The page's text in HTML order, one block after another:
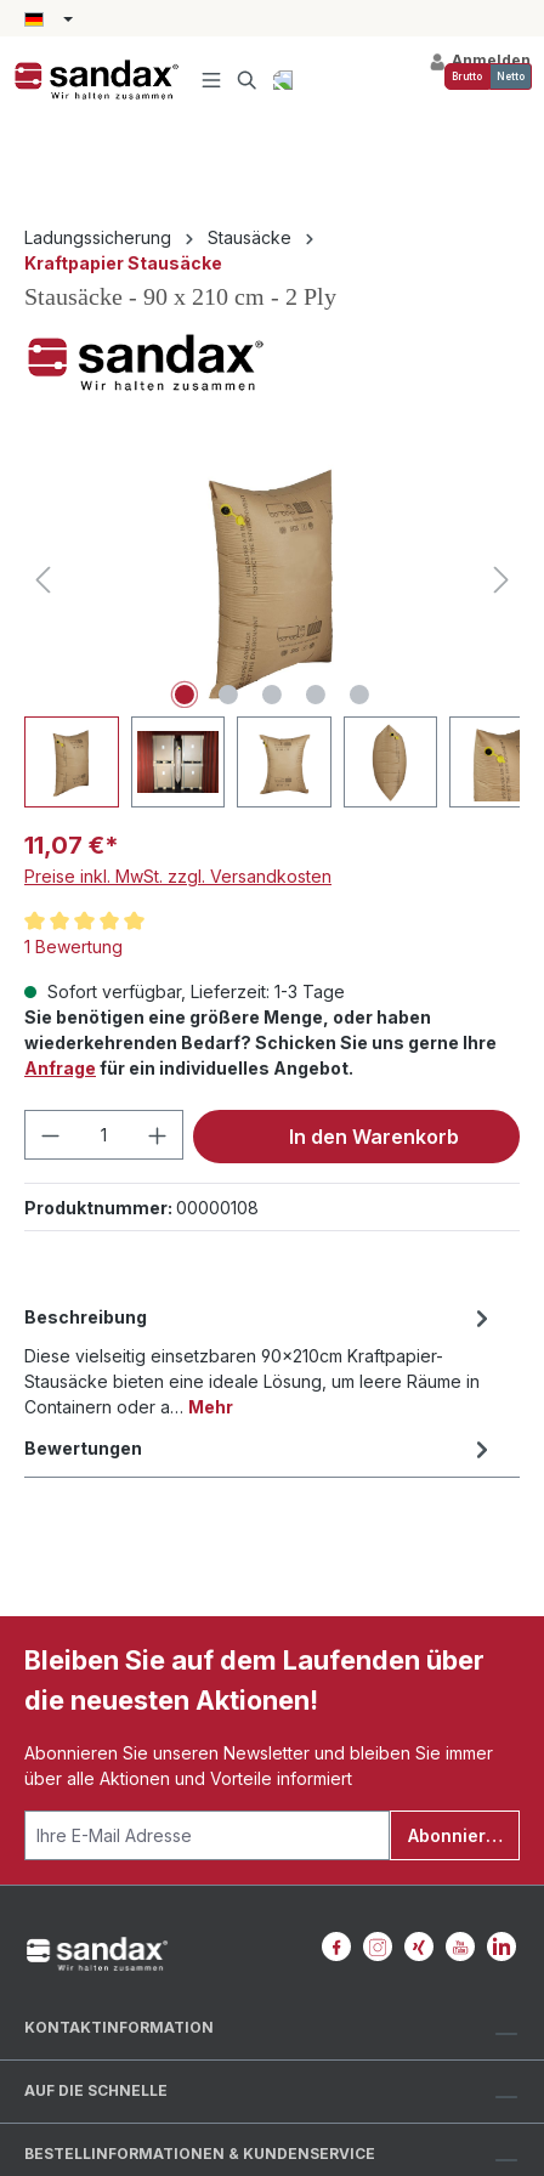
springen
Anmelden
Brutto Netto
Ladungssicherung
Stausäcke
Kraftpapier Stausäcke
Stausäcke - 90 x 210 cm - 2 Ply
11,07 €*
Preise inkl. MwSt. zzgl. Versandkosten
Durchschnittliche Bewertung von 5 von 5 Sternen
1 Bewertung
Sofort verfügbar, Lieferzeit: 1-3 Tage
Sie benötigen eine größere Menge, oder haben
wiederkehrenden Bedarf? Schicken Sie uns gerne Ihre
Anfrage für ein individuelles Angebot.
Produkt Anzahl: Gib denIn den Warenkorb
Produktnummer: 00000108
Beschreibung
Diese vielseitig einsetzbaren 90x210cm Kraftpapier-
Stausäcke bieten eine ideale Lösung, um leere Räume in
Containern oder a… Mehr
Bewertungen
Bleiben Sie auf dem Laufenden über
die neuesten Aktionen!
Abonnieren Sie unseren Newsletter und bleiben Sie immer
über alle Aktionen und Vorteile informiert
Abonnieren
KONTAKTINFORMATION
AUF DIE SCHNELLE
BESTELLINFORMATIONEN & KUNDENSERVICE